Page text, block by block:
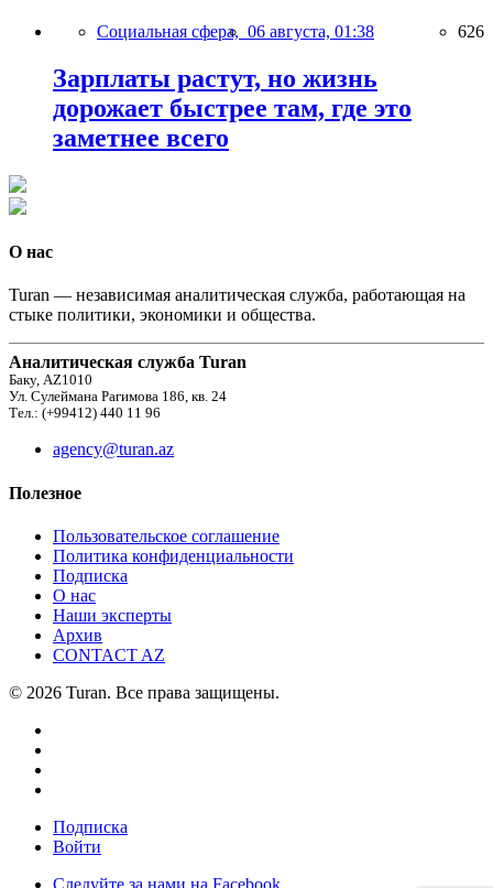
Социальная сфера, 06 августа, 01:38 626
Зарплаты растут, но жизнь
дорожает быстрее там, где это
заметнее всего
О нас
Turan — независимая аналитическая служба, работающая на
стыке политики, экономики и общества.
Аналитическая служба Turan
Баку, AZ1010
Ул. Сулеймана Рагимова 186, кв. 24
Тел.: (+99412) 440 11 96
agency@turan.az
Полезное
Пользовательское соглашение
Политика конфиденциальности
Подписка
О нас
Наши эксперты
Архив
CONTACT AZ
© 2026 Turan. Все права защищены.
Подписка
Войти
Следуйте за нами на Facebook